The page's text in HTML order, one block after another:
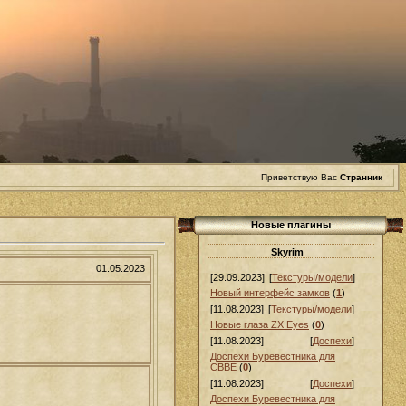
Приветствую Вас Странник
01.05.2023
Новые плагины
Skyrim
[29.09.2023] [Текстуры/модели]
Новый интерфейс замков (1)
[11.08.2023] [Текстуры/модели]
Новые глаза ZX Eyes (0)
[11.08.2023]
[Доспехи]
Доспехи Буревестника для
СВВЕ (0)
[11.08.2023]
[Доспехи]
Доспехи Буревестника для